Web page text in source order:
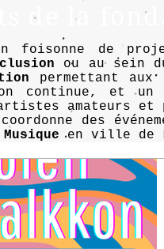
de la
foisonne de
ou au sein
permettant aux
continue, et
artistes amateurs
des
en ville de